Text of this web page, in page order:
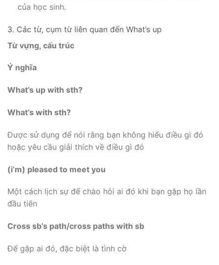
của học sinh.
3. Các từ, cụm từ liên quan đến What’s up
Từ vựng, cấu trúc
Ý nghĩa
What’s up with sth?
What’s with sth?
Được sử dụng để nói rằng bạn không hiểu điều gì đó
hoặc yêu cầu giải thích về điều gì đó
(i’m) pleased to meet you
Một cách lịch sự để chào hỏi ai đó khi bạn gặp họ lần
đầu tiên
Cross sb’s path/cross paths with sb
Để gặp ai đó, đặc biệt là tình cờ